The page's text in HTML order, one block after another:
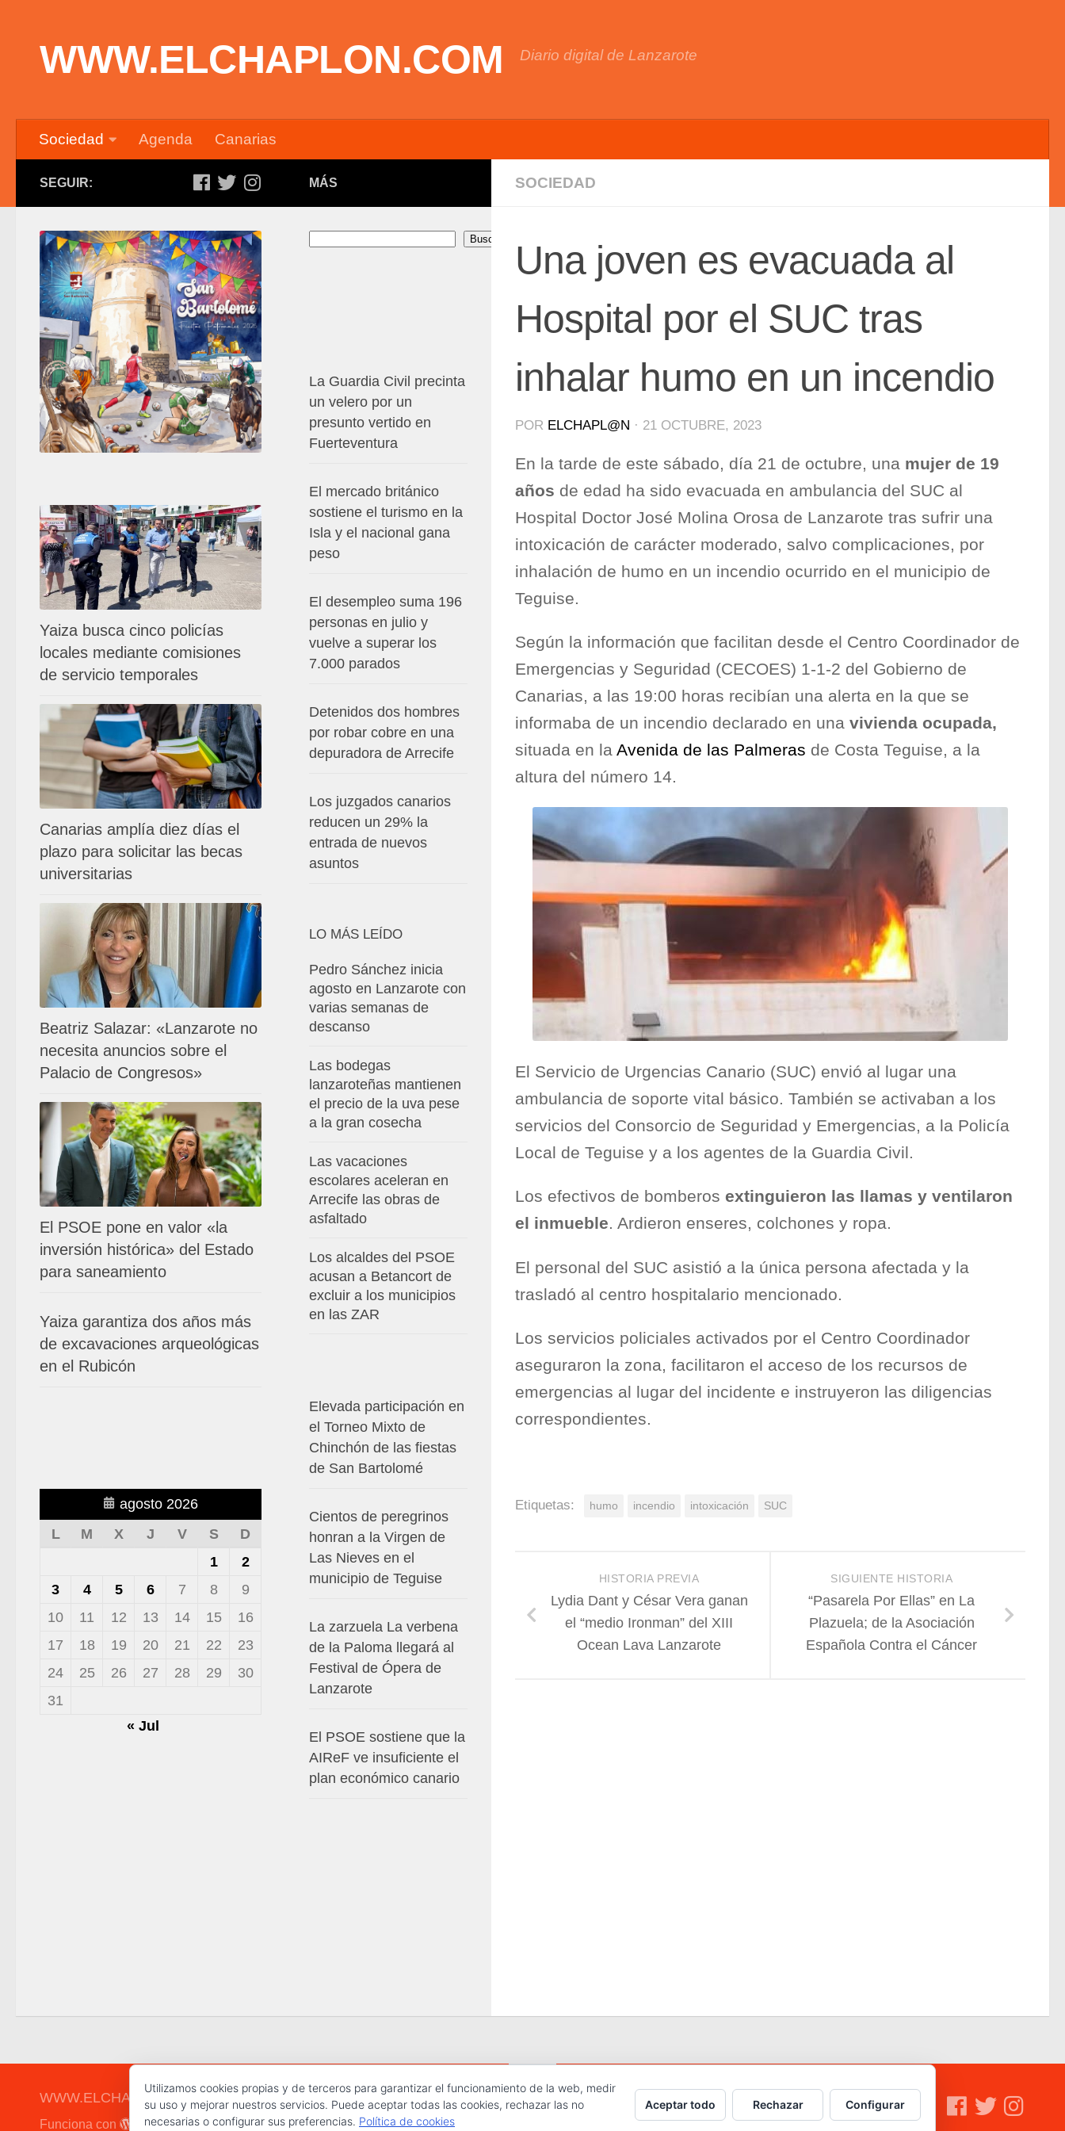
WWW.ELCHAPLON.COM Diario digital de Lanzarote
Sociedad Agenda Canarias
SOCIEDAD
Una joven es evacuada al
Hospital por el SUC tras
inhalar humo en un incendio
POR ELCHAPL@N · 21 OCTUBRE, 2023
En la tarde de este sábado, día 21 de octubre, una mujer de 19
años de edad ha sido evacuada en ambulancia del SUC al
Hospital Doctor José Molina Orosa de Lanzarote tras sufrir una
intoxicación de carácter moderado, salvo complicaciones, por
inhalación de humo en un incendio ocurrido en el municipio de
Teguise.
Según la información que facilitan desde el Centro Coordinador de
Emergencias y Seguridad (CECOES) 1-1-2 del Gobierno de
Canarias, a las 19:00 horas recibían una alerta en la que se
informaba de un incendio declarado en una vivienda ocupada,
situada en la Avenida de las Palmeras de Costa Teguise, a la
altura del número 14.
El Servicio de Urgencias Canario (SUC) envió al lugar una
ambulancia de soporte vital básico. También se activaban a los
servicios del Consorcio de Seguridad y Emergencias, a la Policía
Local de Teguise y a los agentes de la Guardia Civil.
Los efectivos de bomberos extinguieron las llamas y ventilaron
el inmueble. Ardieron enseres, colchones y ropa.
El personal del SUC asistió a la única persona afectada y la
trasladó al centro hospitalario mencionado.
Los servicios policiales activados por el Centro Coordinador
aseguraron la zona, facilitaron el acceso de los recursos de
emergencias al lugar del incidente e instruyeron las diligencias
correspondientes.
Etiquetas: humo incendio intoxicación SUC
SIGUIENTE HISTORIA
“Pasarela Por Ellas” en La
Plazuela; de la Asociación
Española Contra el Cáncer
HISTORIA PREVIA
Lydia Dant y César Vera ganan
el “medio Ironman” del XIII
Ocean Lava Lanzarote
SEGUIR:
Yaiza busca cinco policías
locales mediante comisiones
de servicio temporales
Canarias amplía diez días el
plazo para solicitar las becas
universitarias
Beatriz Salazar: «Lanzarote no
necesita anuncios sobre el
Palacio de Congresos»
El PSOE pone en valor «la
inversión histórica» del Estado
para saneamiento
Yaiza garantiza dos años más
de excavaciones arqueológicas
en el Rubicón
agosto 2026
L
M X J V S
D
1
2
3
4 5 6 7 8
9
10
11 12 13 14 15
16
17
18 19 20 21 22
23
24
25 26 27 28 29
30
31
« Jul
MÁS
Buscar
La Guardia Civil precinta
un velero por un
presunto vertido en
Fuerteventura
El mercado británico
sostiene el turismo en la
Isla y el nacional gana
peso
El desempleo suma 196
personas en julio y
vuelve a superar los
7.000 parados
Detenidos dos hombres
por robar cobre en una
depuradora de Arrecife
Los juzgados canarios
reducen un 29% la
entrada de nuevos
asuntos
LO MÁS LEÍDO
Pedro Sánchez inicia
agosto en Lanzarote con
varias semanas de
descanso
Las bodegas
lanzaroteñas mantienen
el precio de la uva pese
a la gran cosecha
Las vacaciones
escolares aceleran en
Arrecife las obras de
asfaltado
Los alcaldes del PSOE
acusan a Betancort de
excluir a los municipios
en las ZAR
Elevada participación en
el Torneo Mixto de
Chinchón de las fiestas
de San Bartolomé
Cientos de peregrinos
honran a la Virgen de
Las Nieves en el
municipio de Teguise
La zarzuela La verbena
de la Paloma llegará al
Festival de Ópera de
Lanzarote
El PSOE sostiene que la
AIReF ve insuficiente el
plan económico canario
WWW.ELCHAPLON.COM © 2026. Todos los derechos reservados.
Funciona con - Diseñado con elTema Hueman
Utilizamos cookies propias y de terceros para garantizar el funcionamiento de la web, medir
su uso y mejorar nuestros servicios. Puede aceptar todas las cookies, rechazar las no
necesarias o configurar sus preferencias. Política de cookies
Aceptar todo Rechazar Configurar